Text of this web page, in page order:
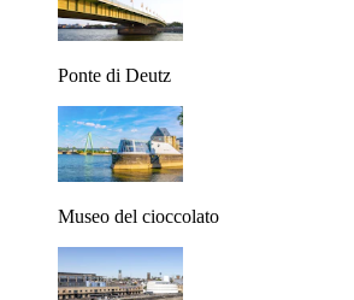
Ponte di Deutz
Museo del cioccolato